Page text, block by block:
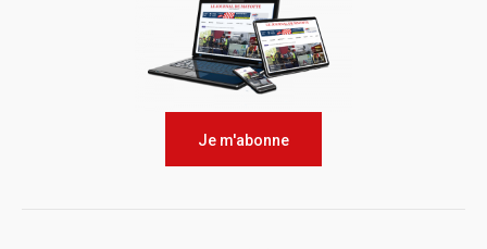
Je m'abonne